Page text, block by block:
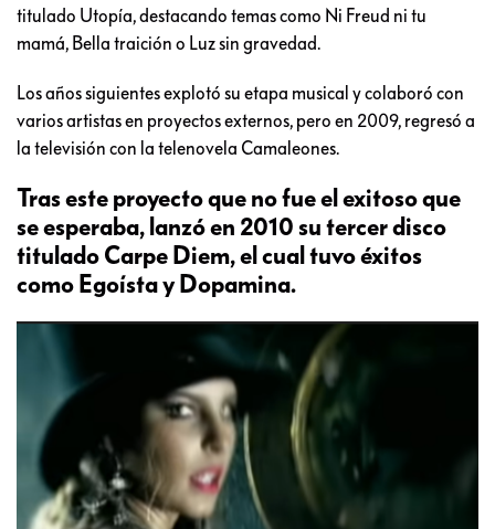
titulado Utopía, destacando temas como Ni Freud ni tu
mamá, Bella traición o Luz sin gravedad.
Los años siguientes explotó su etapa musical y colaboró con
varios artistas en proyectos externos, pero en 2009, regresó a
la televisión con la telenovela Camaleones.
Tras este proyecto que no fue el exitoso que
se esperaba, lanzó en 2010 su tercer disco
titulado Carpe Diem, el cual tuvo éxitos
como Egoísta y Dopamina.